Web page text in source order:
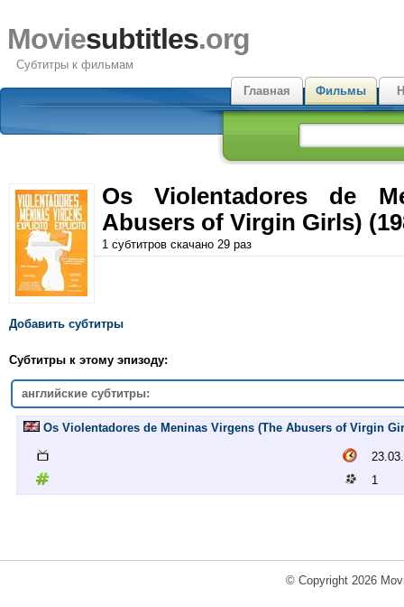
Moviesubtitles.org
Субтитры к фильмам
Главная
Фильмы
Os Violentadores de
Abusers of Virgin Girls)
1 субтитров скачано 29 раз
Добавить субтитры
Субтитры к этому эпизоду:
английские субтитры:
Os Violentadores de Meninas Virgens (The Abusers of Virgin
1
© Copyright 2026